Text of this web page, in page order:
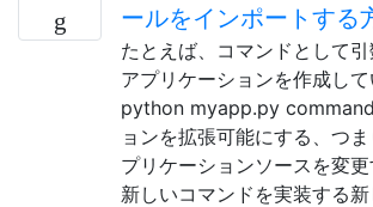
ールをインポートする
たとえば、コマンドとして
アプリケーションを作成し
python myapp.py
ョンを拡張可能にする、つ
プリケーションソースを変更
新しいコマンドを実装する